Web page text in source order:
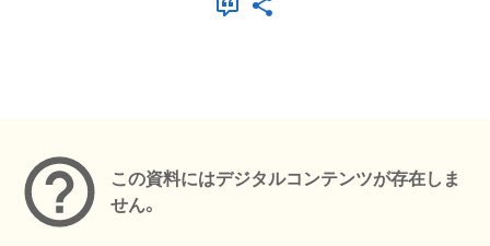
この資料にはデジタルコンテンツが存在しま
せん。